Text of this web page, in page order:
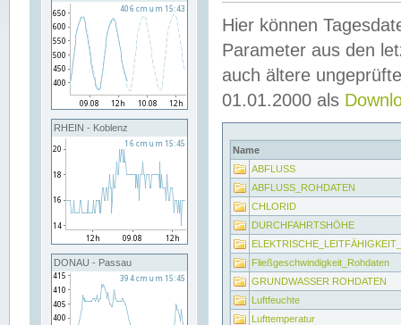
RHEIN - Koblenz
DONAU - Passau
Hier können
Parameter aus den
auch ältere
01.01.2000 als
Name
ABFLUSS
ABFLUSS_ROHDATEN
CHLORID
DURCHFAHRTSHÖHE
Fließgeschwindigkeit_Rohdaten
GRUNDWASSER ROHDATEN
Luftfeuchte
Lufttemperatur